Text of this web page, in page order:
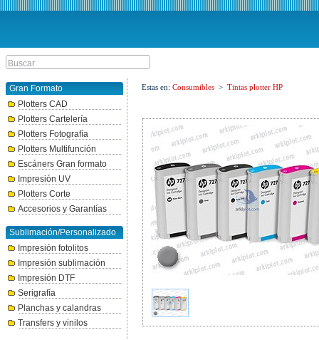
Gran Formato
Plotters CAD
Plotters Cartelería
Plotters Fotografía
Plotters Multifunción
Escáners Gran formato
Impresión UV
Plotters Corte
Accesorios y Garantías
Sublimación/Personalizado
Impresión fotolitos
Impresión sublimación
Impresión DTF
Serigrafía
Planchas y calandras
Transfers y vinilos
Estas en: Consumibles > Tintas plotter HP